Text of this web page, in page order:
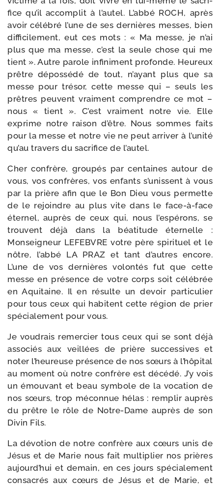
fice qu’il accom­plit à l’au­tel. L’abbé ROCH, après
avoir célé­bré l’une de ses der­nières messes, bien
dif­fi­ci­le­ment, eut ces mots : « Ma messe, je n’ai
plus que ma messe, c’est la seule chose qui me
tient ». Autre parole infi­ni­ment pro­fonde. Heureux
prêtre dépos­sé­dé de tout, n’ayant plus que sa
messe pour tré­sor, cette messe qui – seuls les
prêtres peuvent vrai­ment com­prendre ce mot –
nous « tient ». C’est vrai­ment notre vie. Elle
exprime notre rai­son d’être. Nous sommes faits
pour la messe et notre vie ne peut arri­ver à l’u­ni­té
qu’au tra­vers du sacri­fice de l’autel.
Cher confrère, grou­pés par cen­taines autour de
vous, vos confrères, vos enfants s’u­nissent à vous
par la prière afin que le Bon Dieu vous per­mette
de le rejoindre au plus vite dans le face-​à-​face
éter­nel, auprès de ceux qui, nous l’es­pé­rons, se
trouvent déjà dans la béa­ti­tude éter­nelle :
Monseigneur LEFEBVRE votre père spi­ri­tuel et le
nôtre, l’ab­bé LA PRAZ et tant d’autres encore.
L’une de vos der­nières volon­tés fut que cette
messe en pré­sence de votre corps soit célé­brée
en Aquitaine. Il en résulte un devoir par­ti­cu­lier
pour tous ceux qui habitent cette région de prier
spé­cia­le­ment pour vous.
Je vou­drais remer­cier tous ceux qui se sont déjà
asso­ciés aux veillées de prière suc­ces­sives et
noter l’heu­reuse pré­sence de nos sœurs à l’hô­pi­tal
au moment où notre confrère est décé­dé. J’y vois
un émou­vant et beau sym­bole de la voca­tion de
nos sœurs, trop mécon­nue hélas : rem­plir auprès
du prêtre le rôle de Notre-​Dame auprès de son
Divin Fils.
La dévo­tion de notre confrère aux cœurs unis de
Jésus et de Marie nous fait mul­ti­plier nos prières
aujourd’­hui et demain, en ces jours spé­cia­le­ment
consa­crés aux cœurs de Jésus et de Marie, et